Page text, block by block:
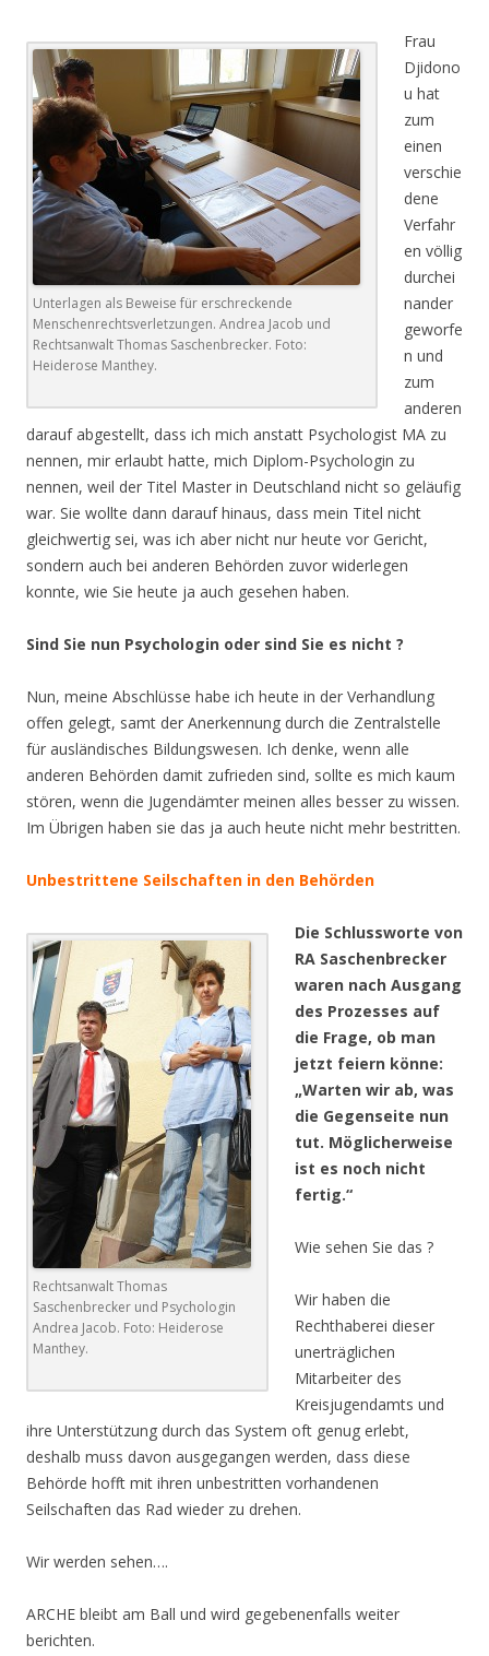
Unterlagen als Beweise für erschreckende
Menschenrechtsverletzungen. Andrea Jacob und
Rechtsanwalt Thomas Saschenbrecker. Foto:
Heiderose Manthey.
Frau
Djidono
u hat
zum
einen
verschie
dene
Verfahr
en völlig
durchei
nander
geworfe
n und
zum
anderen
darauf abgestellt, dass ich mich anstatt Psychologist MA zu
nennen, mir erlaubt hatte, mich Diplom-Psychologin zu
nennen, weil der Titel Master in Deutschland nicht so geläufig
war. Sie wollte dann darauf hinaus, dass mein Titel nicht
gleichwertig sei, was ich aber nicht nur heute vor Gericht,
sondern auch bei anderen Behörden zuvor widerlegen
konnte, wie Sie heute ja auch gesehen haben.
Sind Sie nun Psychologin oder sind Sie es nicht ?
Nun, meine Abschlüsse habe ich heute in der Verhandlung
offen gelegt, samt der Anerkennung durch die Zentralstelle
für ausländisches Bildungswesen. Ich denke, wenn alle
anderen Behörden damit zufrieden sind, sollte es mich kaum
stören, wenn die Jugendämter meinen alles besser zu wissen.
Im Übrigen haben sie das ja auch heute nicht mehr bestritten.
Unbestrittene Seilschaften in den Behörden
Rechtsanwalt Thomas
Saschenbrecker und Psychologin
Andrea Jacob. Foto: Heiderose
Manthey.
Die Schlussworte von
RA Saschenbrecker
waren nach Ausgang
des Prozesses auf
die Frage, ob man
jetzt feiern könne:
„Warten wir ab, was
die Gegenseite nun
tut. Möglicherweise
ist es noch nicht
fertig.“
Wie sehen Sie das ?
Wir haben die
Rechthaberei dieser
unerträglichen
Mitarbeiter des
Kreisjugendamts und
ihre Unterstützung durch das System oft genug erlebt,
deshalb muss davon ausgegangen werden, dass diese
Behörde hofft mit ihren unbestritten vorhandenen
Seilschaften das Rad wieder zu drehen.
Wir werden sehen….
ARCHE bleibt am Ball und wird gegebenenfalls weiter
berichten.